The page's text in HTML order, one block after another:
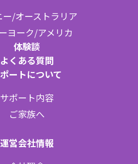
ー/オーストラリア
ヨーク/アメリカ
体験談
よくある質問
ートについて
サポート内容
ご家族へ
運営会社情報